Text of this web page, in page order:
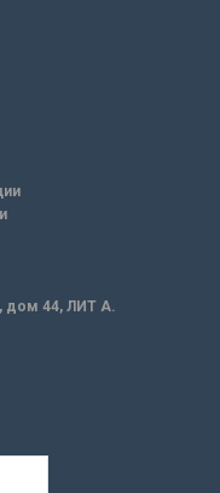
дом 44, ЛИТ А.